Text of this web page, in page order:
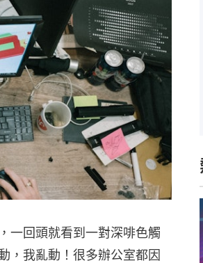
一回頭就看到一對深啡色觸
，我亂動！很多辦公室都因